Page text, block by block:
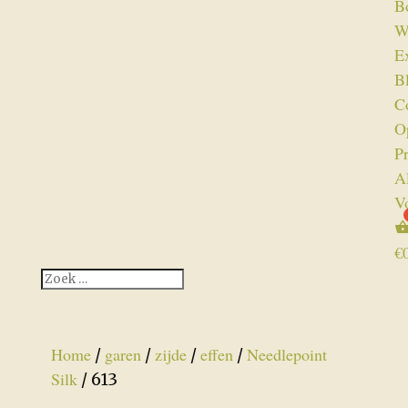
€
Home/ garen/zijde/effen/Needlepoint
Silk/ 613